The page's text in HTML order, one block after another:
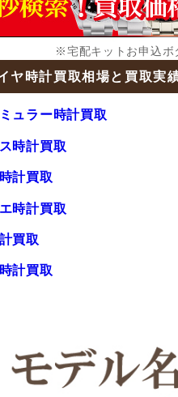
※宅配キットお申込ボ
ヤ時計買取相場と買取実
ュラー時計買取
時計買取
計買取
時計買取
買取
計買取